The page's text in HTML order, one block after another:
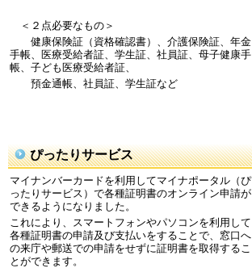
＜２点必要なもの＞
健康保険証（資格確認書）、介護保険証、年金
手帳、医療受給者証、学生証、社員証、母子健康手
帳、子ども医療受給者証、
預金通帳、社員証、学生証など
ぴったりサービス
マイナンバーカードを利用してマイナポータル（ぴ
ったりサービス）で各種証明書のオンライン申請が
できるようになりました。
これにより、スマートフォンやパソコンを利用して
各種証明書の申請及び支払いをすることで、窓口へ
の来庁や郵送での申請をせずに証明書を取得するこ
とができます。